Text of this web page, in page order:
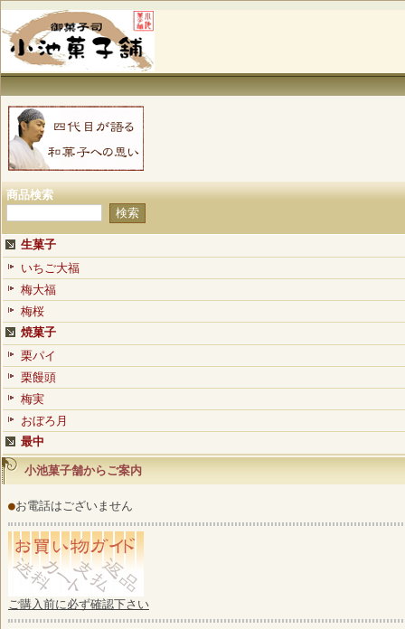
商品検索
生菓子
いちご大福
梅大福
梅桜
焼菓子
栗パイ
栗饅頭
梅実
おぼろ月
最中
小池菓子舗からご案内
●お電話はございません
ご購入前に必ず確認下さい